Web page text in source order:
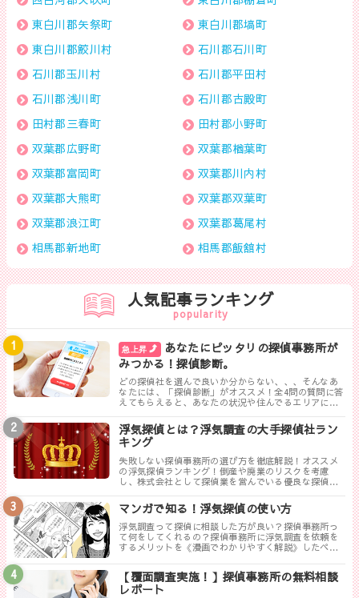
東白川郡矢祭町
東白川郡塙町
東白川郡鮫川村
石川郡石川町
石川郡玉川村
石川郡平田村
石川郡浅川町
石川郡古殿町
田村郡三春町
田村郡小野町
双葉郡広野町
双葉郡楢葉町
双葉郡富岡町
双葉郡川内村
双葉郡大熊町
双葉郡双葉町
双葉郡浪江町
双葉郡葛尾村
相馬郡新地町
相馬郡飯舘村
人気記事ランキング
popularity
急上昇
あなたにピッタリの探偵事務所が
みつかる！探偵診断。
どの探偵社を選んで良いか分からない、、、そんなあ
なたには、「探偵診断」がオススメ！全4問の質問に答
えてもらえると、あなたの状況や住んでるエリアに対
つけることができます。
浮気探偵とは？浮気調査の大手探偵社ラン
キング
失敗しない探偵事務所の選び方を徹底解説！オススメ
の浮気探偵ランキング！倒産や廃業のリスクを考慮
し、株式会社として探偵業を営んでいる優良な探偵事
らに高い調査力が評判の探偵事務所を厳選しました。
マンガで知る！浮気探偵の使い方
浮気調査って探偵に相談した方が良い？探偵事務所っ
て何をしてくれるの？探偵事務所に浮気調査を依頼を
するメリットを《漫画でわかりやすく解説》したペー
【覆面調査実施！】探偵事務所の無料相談
レポート